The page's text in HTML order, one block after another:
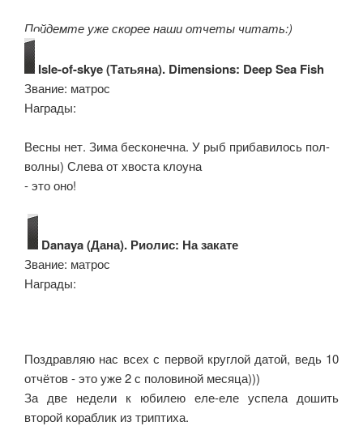
Пойдемте уже скорее наши отчеты читать:)
Isle-of-skye (Татьяна). Dimensions: Deep Sea Fish
Звание: матрос
Награды:
Весны нет. Зима бесконечна. У рыб прибавилось пол-
волны) Слева от хвоста клоуна
- это оно!
Danaya (Дана). Риолис: На закате
Звание: матрос
Награды:
Поздравляю нас всех с первой круглой датой, ведь 10
отчётов - это уже 2 с половиной месяца)))
За две недели к юбилею еле-еле успела дошить
второй кораблик из триптиха.